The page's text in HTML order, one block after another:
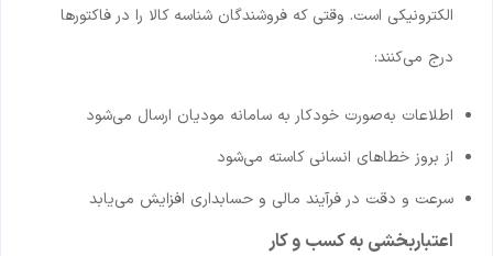
الکترونیکی است. وقتی که فروشندگان شناسه کالا را در فاکتورها
درج می‌کنند:
اطلاعات به‌صورت خودکار به سامانه مودیان ارسال می‌شود
از بروز خطاهای انسانی کاسته می‌شود
سرعت و دقت در فرآیند مالی و حسابداری افزایش می‌یابد
اعتباربخشی به کسب و کار